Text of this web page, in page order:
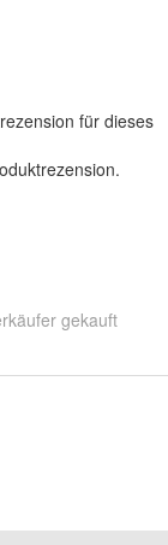
für dieses
.
gekauft